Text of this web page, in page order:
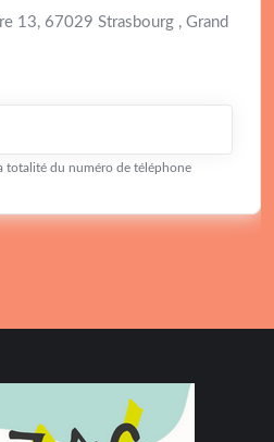
13, 67029 Strasbourg , Grand
totalité du numéro de téléphone